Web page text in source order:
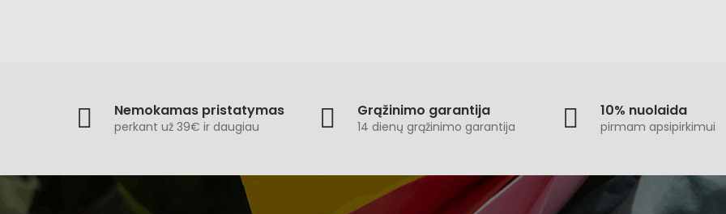
Nemokamas pristatymas
perkant už 39€ ir daugiau
Grąžinimo garantija
14 dienų grąžinimo garantija
10% nuolaida
pirmam apsipirkimui